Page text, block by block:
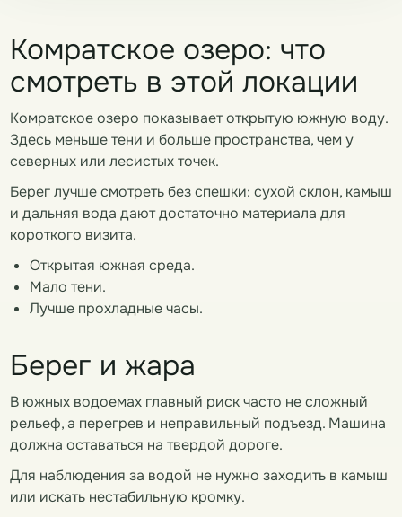
Комратское озеро: что
смотреть в этой локации
Комратское озеро показывает открытую южную воду.
Здесь меньше тени и больше пространства, чем у
северных или лесистых точек.
Берег лучше смотреть без спешки: сухой склон, камыш
и дальняя вода дают достаточно материала для
короткого визита.
Открытая южная среда.
Мало тени.
Лучше прохладные часы.
Берег и жара
В южных водоемах главный риск часто не сложный
рельеф, а перегрев и неправильный подъезд. Машина
должна оставаться на твердой дороге.
Для наблюдения за водой не нужно заходить в камыш
или искать нестабильную кромку.